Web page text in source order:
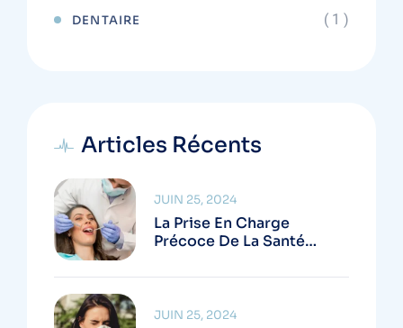
DENTAIRE ( 1 )
Articles Récents
La Prise En Charge
Précoce De La Santé
Enfants : Un
L’Avenir
JUIN 25, 2024
JUIN 25, 2024